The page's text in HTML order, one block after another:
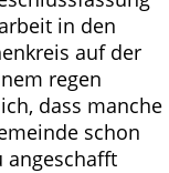
in den
auf der
regen
dass manche
schon
angeschafft